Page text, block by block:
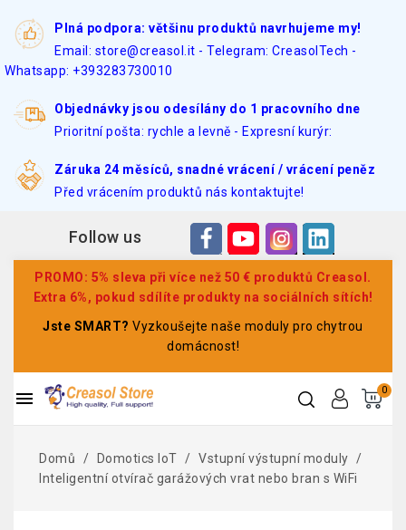
Plná podpora: většinu produktů navrhujeme my!
Email: store@creasol.it - Telegram: CreasolTech -
Whatsapp: +393283730010
Objednávky jsou odesílány do 1 pracovního dne
Prioritní pošta: rychle a levně - Expresní kurýr:
Záruka 24 měsíců, snadné vrácení / vrácení peněz
Před vrácením produktů nás kontaktujte!
Follow us
PROMO: 5% sleva při více než 50 € produktů Creasol.
Extra 6%, pokud sdílíte produkty na sociálních sítích!
Jste SMART? Vyzkoušejte naše moduly pro chytrou
domácnost!
0

Domů Domotics IoT
Vstupní výstupní moduly
Inteligentní otvírač garážových vrat nebo bran s WiFi